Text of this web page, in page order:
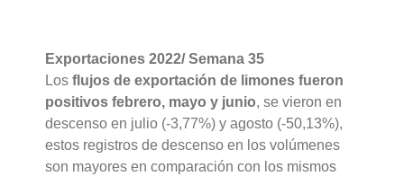
Exportaciones 2022/ Semana 35
Los flujos de exportación de limones fueron
positivos febrero, mayo y junio, se vieron en
descenso en julio (-3,77%) y agosto (-50,13%),
estos registros de descenso en los volúmenes
son mayores en comparación con los mismos